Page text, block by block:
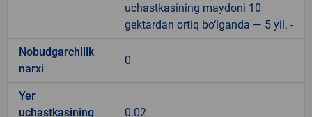
uchastkasining maydoni 10
gektardan ortiq bo‘lganda — 5 yil. -
Nobudgarchilik
narxi
0
Yer
uchastkasining
0.02